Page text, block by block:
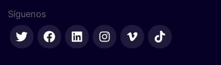
Síguenos